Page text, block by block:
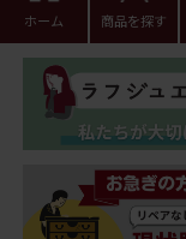
ホーム 商品を探す